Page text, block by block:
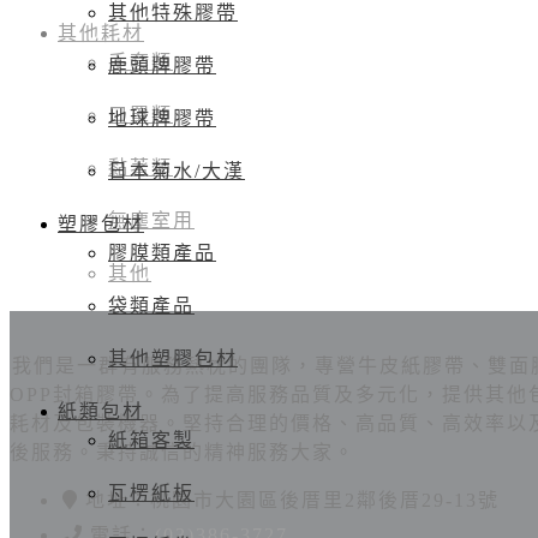
其他特殊膠帶
鹿頭牌膠帶
地球牌膠帶
日本菊水/大漢
塑膠包材
膠膜類產品
袋類產品
其他塑膠包材
紙類包材
紙箱客製
瓦楞紙板
其他耗材
手套類
口罩類
黏著類
無塵室用
其他
我們是一群有服務熱枕的團隊，專營牛皮紙膠帶、雙面
耗材及包裝機器。堅持合理的價格、高品質、高效率以
後服務。秉持誠信的精神服務大家。
地址：桃園市大園區後厝里2鄰後厝29-13號